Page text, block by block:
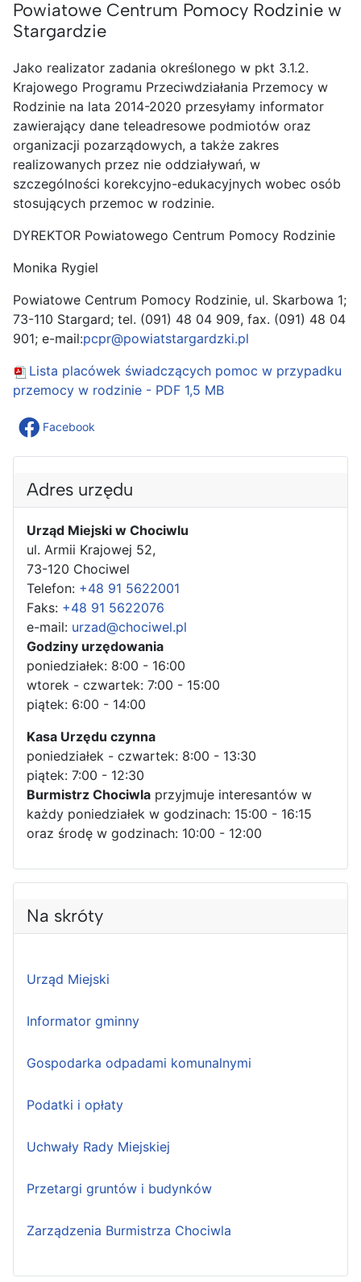
Powiatowe Centrum Pomocy Rodzinie w
Stargardzie
Jako realizator zadania określonego w pkt 3.1.2.
Krajowego Programu Przeciwdziałania Przemocy w
Rodzinie na lata 2014-2020 przesyłamy informator
zawierający dane teleadresowe podmiotów oraz
organizacji pozarządowych, a także zakres
realizowanych przez nie oddziaływań, w
szczególności korekcyjno-edukacyjnych wobec osób
stosujących przemoc w rodzinie.
DYREKTOR Powiatowego Centrum Pomocy Rodzinie
Monika Rygiel
Powiatowe Centrum Pomocy Rodzinie, ul. Skarbowa 1;
73-110 Stargard; tel. (091) 48 04 909, fax. (091) 48 04
901; e-mail:pcpr@powiatstargardzki.pl
Lista placówek świadczących pomoc w przypadku
przemocy w rodzinie - PDF 1,5 MB
Facebook
Adres urzędu
Urząd Miejski w Chociwlu
ul. Armii Krajowej 52,
73-120 Chociwel
Telefon: +48 91 5622001
Faks: +48 91 5622076
e-mail: urzad@chociwel.pl
Godziny urzędowania
poniedziałek: 8:00 - 16:00
wtorek - czwartek: 7:00 - 15:00
piątek: 6:00 - 14:00
Kasa Urzędu czynna
poniedziałek - czwartek: 8:00 - 13:30
piątek: 7:00 - 12:30
Burmistrz Chociwla przyjmuje interesantów w
każdy poniedziałek w godzinach: 15:00 - 16:15
oraz środę w godzinach: 10:00 - 12:00
Na skróty
Urząd Miejski
Informator gminny
Gospodarka odpadami komunalnymi
Podatki i opłaty
Uchwały Rady Miejskiej
Przetargi gruntów i budynków
Zarządzenia Burmistrza Chociwla